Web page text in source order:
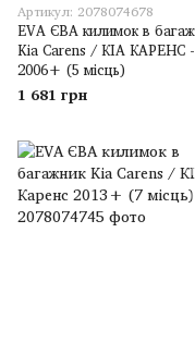
Артикул: 2078074678
EVA ЄВА килимок в
Kia Carens / КІА КАРЕНС -
2006+ (5 місць)
1 681 грн